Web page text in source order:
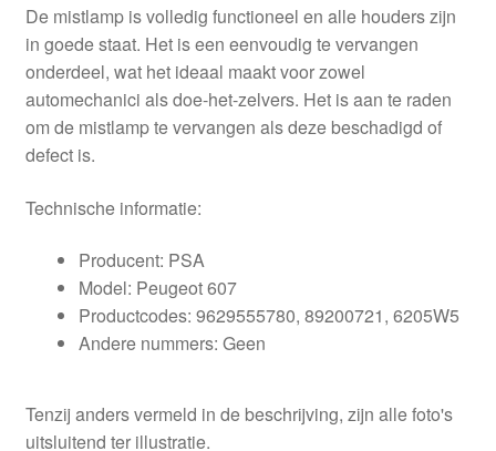
De mistlamp is volledig functioneel en alle houders zijn
in goede staat. Het is een eenvoudig te vervangen
onderdeel, wat het ideaal maakt voor zowel
automechanici als doe-het-zelvers. Het is aan te raden
om de mistlamp te vervangen als deze beschadigd of
defect is.
Technische informatie:
Producent: PSA
Model: Peugeot 607
Productcodes: 9629555780, 89200721, 6205W5
Andere nummers: Geen
Tenzij anders vermeld in de beschrijving, zijn alle foto's
uitsluitend ter illustratie.